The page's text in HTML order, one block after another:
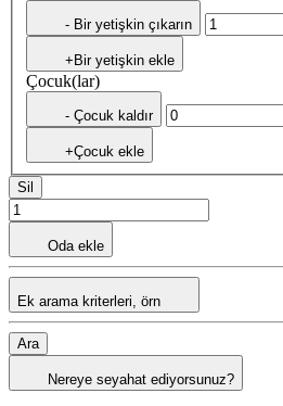
- Bir yetişkin çıkarın
+Bir yetişkin ekle
Çocuk(lar)
- Çocuk kaldır
+Çocuk ekle
Sil
Oda ekle
Ek arama kriterleri, örn
Ara
Nereye seyahat ediyorsunuz?